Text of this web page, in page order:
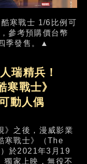
寒戰士 1/6比例可
參考預購價台幣
季發售。▲
瑞精兵！
戰士》
動人偶
之後，漫威影業
寒戰士》（The
於2021年3月19
獨家上映，無役不